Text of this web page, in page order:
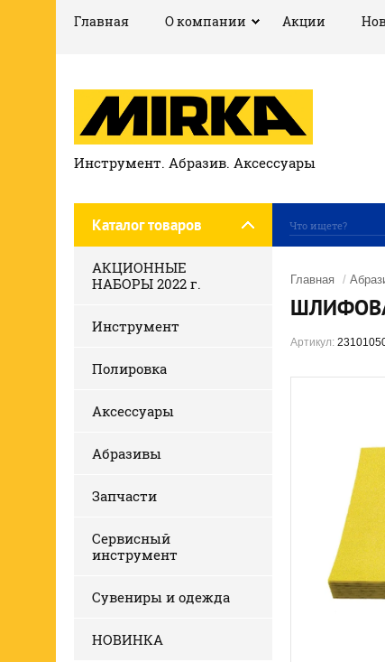
Главная О компании Акции
Инструмент. Абразив. Аксессуары
Каталог товаров
АКЦИОННЫЕ
НАБОРЫ 2022 г.
Инструмент
Полировка
Аксессуары
Абразивы
Запчасти
Сервисный
инструмент
Сувениры и одежда
НОВИНКА
Главная /
Артикул: